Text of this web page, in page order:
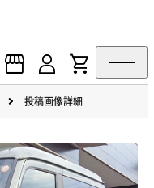
投稿画像詳細